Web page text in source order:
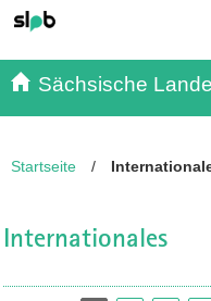
Sächsische
Startseite /
Internationales